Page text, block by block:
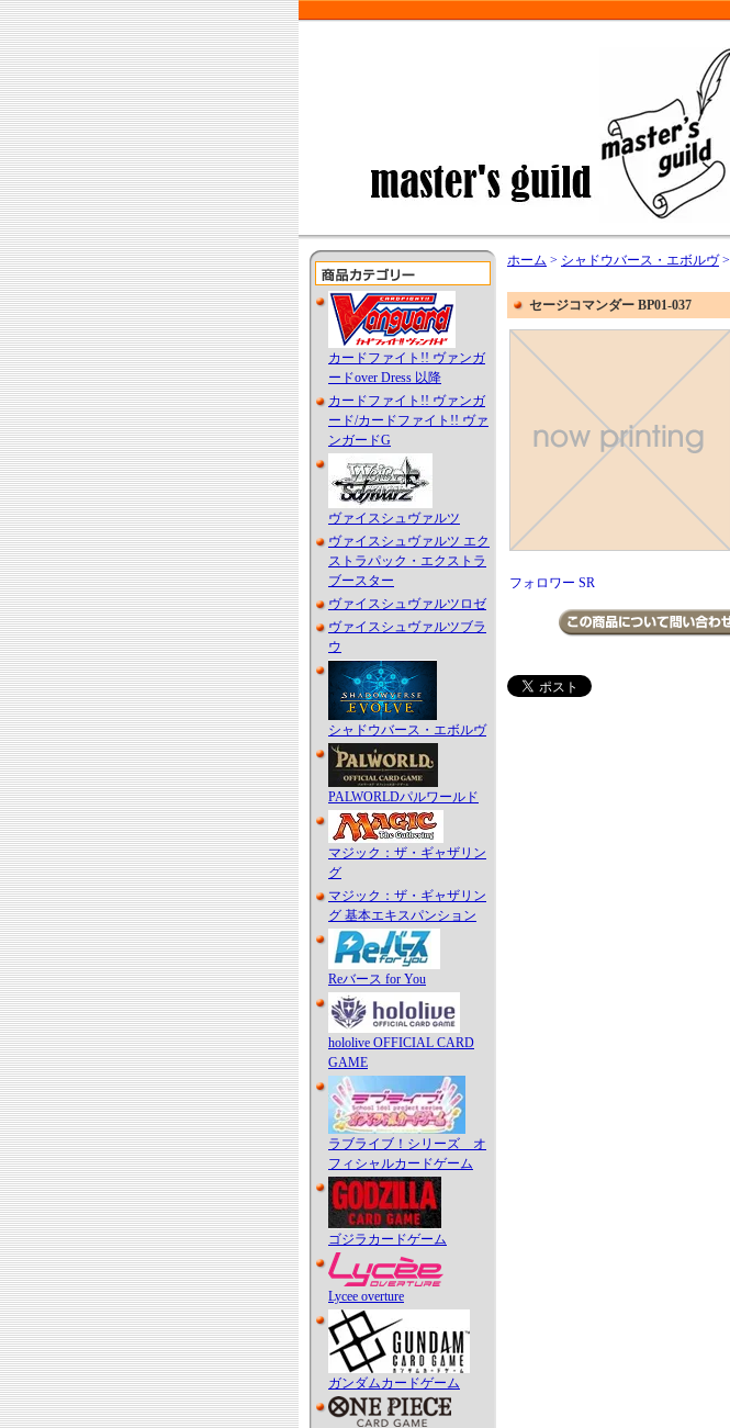
カードファイト!! ヴァンガ
ードover Dress 以降
カードファイト!! ヴァンガ
ード/カードファイト!! ヴァ
ンガードG
ヴァイスシュヴァルツ
ヴァイスシュヴァルツ エク
ストラパック・エクストラ
ブースター
ヴァイスシュヴァルツロゼ
ヴァイスシュヴァルツブラ
ウ
シャドウバース・エボルヴ
PALWORLDパルワールド
マジック：ザ・ギャザリン
グ
マジック：ザ・ギャザリン
グ 基本エキスパンション
Reバース for You
hololive OFFICIAL CARD
GAME
ラブライブ！シリーズ オ
フィシャルカードゲーム
ゴジラカードゲーム
Lycee overture
ガンダムカードゲーム
ホーム > シャドウバース・エボルヴ>
セージコマンダー BP01-037
フォロワー SR